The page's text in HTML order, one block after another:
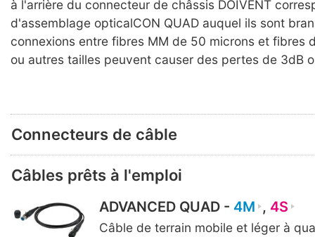
à l'arrière du connecteur de châssis DOIVENT
d'assemblage opticalCON QUAD auquel ils sont
connexions entre fibres MM de 50 microns et fibres
ou autres tailles peuvent causer des pertes de 3dB
Connecteurs de câble
Câbles prêts à l'emploi
ADVANCED QUAD - 4M , 4S
Câble de terrain mobile et léger à